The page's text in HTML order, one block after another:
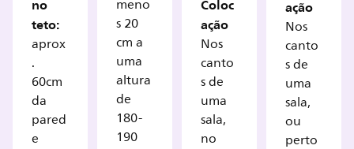
no
teto:
aprox
.
60cm
da
pared
e
meno
s 20
cm a
uma
altura
de
180-
190
Coloc
ação
Nos
canto
s de
uma
sala,
no
ação
Nos
canto
s de
uma
sala,
ou
perto